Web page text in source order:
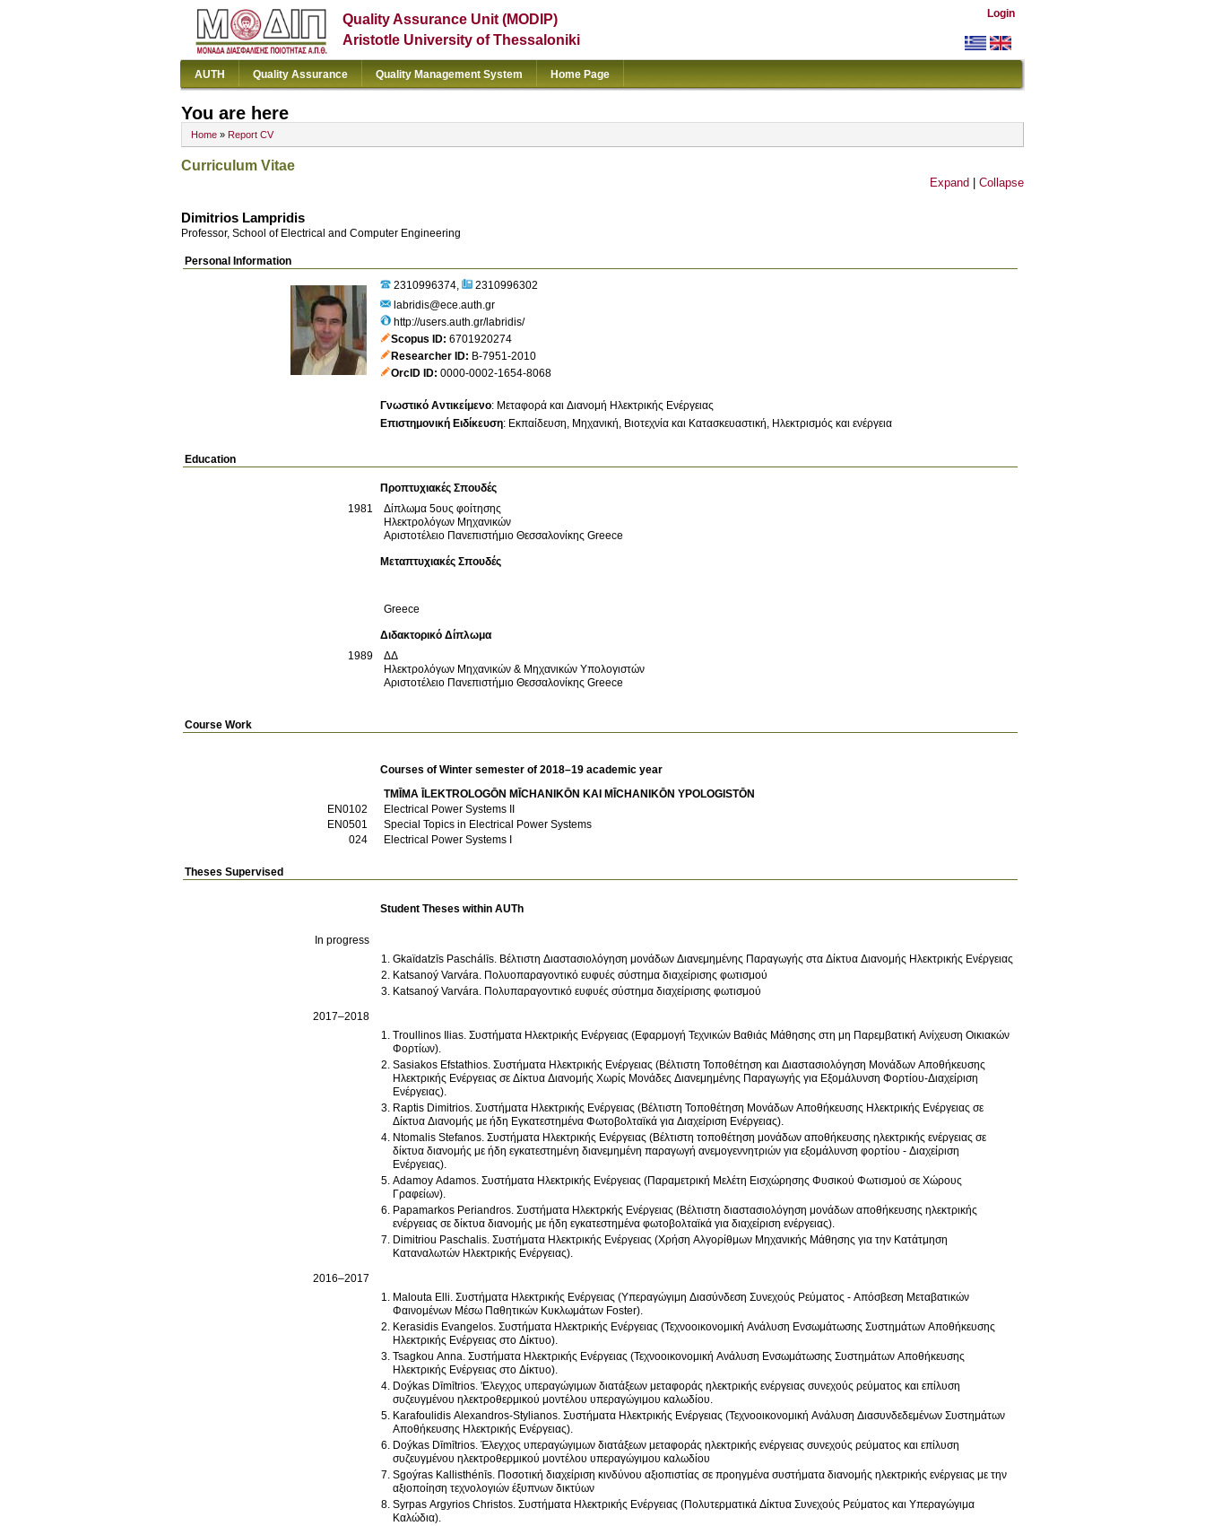
Quality Assurance Unit (MODIP)
Aristotle University of Thessaloniki
Login
AUTH Quality Assurance Quality Management System Home Page
You are here
Home » Report CV
Curriculum Vitae
Expand Collapse
Dimitrios Lampridis
Professor, School of Electrical and Computer Engineering
Personal Information
2310996374
2310996302
labridis@ece.auth.gr
http://users.auth.gr/labridis/
Scopus ID 6701920274
Researcher ID B-7951-2010
OrcID ID 0000-0002-1654-8068
Γνωστικό Αντικείμενο: Μεταφορά και Διανομή Ηλεκτρικής Ενέργειας
Επιστημονική Ειδίκευση: Εκπαίδευση Μηχανική, Βιοτεχνία και Κατασκευαστική Ηλεκτρισμός και ενέργεια
Education
Προπτυχιακές Σπουδές
1981
Δίπλωμα 5ους φοίτησης
Ηλεκτρολόγων Μηχανικών
Αριστοτέλειο Πανεπιστήμιο Θεσσαλονίκης Greece
Μεταπτυχιακές Σπουδές
Greece
Διδακτορικό Δίπλωμα
1989
ΔΔ
Ηλεκτρολόγων Μηχανικών & Μηχανικών Υπολογιστών
Αριστοτέλειο Πανεπιστήμιο Θεσσαλονίκης Greece
Course Work
Courses of Winter semester of 2018–19 academic year
TMĪMA ĪLEKTROLOGŌN MĪCΗANIKŌN KAI MĪCΗANIKŌN YPOLOGISTŌN
ΕΝ0102
Electrical Power Systems II
ΕΝ0501
Special Topics in Electrical Power Systems
024
Electrical Power Systems I
Theses Supervised
Student Theses within AUTh
In progress
Gkaïdatzīs Paschálīs. Βέλτιστη Διαστασιολόγηση μονάδων Διανεμημένης Παραγωγής στα Δίκτυα Διανομής Ηλεκτρικής Ενέργειας
Katsanoý Varvára. Πολυοπαραγοντικό ευφυές σύστημα διαχείρισης φωτισμού
Katsanoý Varvára. Πολυπαραγοντικό ευφυές σύστημα διαχείρισης φωτισμού
2017–2018
Troullinos Ilias. Συστήματα Ηλεκτρικής Ενέργειας (Εφαρμογή Τεχνικών Βαθιάς Μάθησης στη μη Παρεμβατική Ανίχευση Οικιακών
Φορτίων).
Sasiakos Efstathios. Συστήματα Ηλεκτρικής Ενέργειας (Βέλτιστη Τοποθέτηση και Διαστασιολόγηση Μονάδων Αποθήκευσης
Ηλεκτρικής Ενέργειας σε Δίκτυα Διανομής Χωρίς Μονάδες Διανεμημένης Παραγωγής για Εξομάλυνση Φορτίου-Διαχείριση
Ενέργειας).
Raptis Dimitrios. Συστήματα Ηλεκτρικής Ενέργειας (Βέλτιστη Τοποθέτηση Μονάδων Αποθήκευσης Ηλεκτρικής Ενέργειας σε
Δίκτυα Διανομής με ήδη Εγκατεστημένα Φωτοβολταϊκά για Διαχείριση Ενέργειας).
Ntomalis Stefanos. Συστήματα Ηλεκτρικής Ενέργειας (Βέλτιστη τοποθέτηση μονάδων αποθήκευσης ηλεκτρικής ενέργειας σε
δίκτυα διανομής με ήδη εγκατεστημένη διανεμημένη παραγωγή ανεμογεννητριών για εξομάλυνση φορτίου - Διαχείριση
Ενέργειας).
Adamoy Adamos. Συστήματα Ηλεκτρικής Ενέργειας (Παραμετρική Μελέτη Εισχώρησης Φυσικού Φωτισμού σε Χώρους
Γραφείων).
Papamarkos Periandros. Συστήματα Ηλεκτρκής Ενέργειας (Βέλτιστη διαστασιολόγηση μονάδων αποθήκευσης ηλεκτρικής
ενέργειας σε δίκτυα διανομής με ήδη εγκατεστημένα φωτοβολταϊκά για διαχείριση ενέργειας).
Dimitriou Paschalis. Συστήματα Ηλεκτρικής Ενέργειας (Χρήση Αλγορίθμων Μηχανικής Μάθησης για την Κατάτμηση
Καταναλωτών Ηλεκτρικής Ενέργειας).
2016–2017
Malouta Elli. Συστήματα Ηλεκτρικής Ενέργειας (Υπεραγώγιμη Διασύνδεση Συνεχούς Ρεύματος - Απόσβεση Μεταβατικών
Φαινομένων Μέσω Παθητικών Κυκλωμάτων Foster).
Kerasidis Evangelos. Συστήματα Ηλεκτρικής Ενέργειας (Τεχνοοικονομική Ανάλυση Ενσωμάτωσης Συστημάτων Αποθήκευσης
Ηλεκτρικής Ενέργειας στο Δίκτυο).
Tsagkou Anna. Συστήματα Ηλεκτρικής Ενέργειας (Τεχνοοικονομική Ανάλυση Ενσωμάτωσης Συστημάτων Αποθήκευσης
Ηλεκτρικής Ενέργειας στο Δίκτυο).
Doýkas Dīmītrios. 'Ελεγχος υπεραγώγιμων διατάξεων μεταφοράς ηλεκτρικής ενέργειας συνεχούς ρεύματος και επίλυση
συζευγμένου ηλεκτροθερμικού μοντέλου υπεραγώγιμου καλωδίου.
Karafoulidis Alexandros-Stylianos. Συστήματα Ηλεκτρικής Ενέργειας (Τεχνοοικονομική Ανάλυση Διασυνδεδεμένων Συστημάτων
Αποθήκευσης Ηλεκτρικής Ενέργειας).
Doýkas Dīmītrios. Έλεγχος υπεραγώγιμων διατάξεων μεταφοράς ηλεκτρικής ενέργειας συνεχούς ρεύματος και επίλυση
συζευγμένου ηλεκτροθερμικού μοντέλου υπεραγώγιμου καλωδίου
Sgoýras Kallisthénīs. Ποσοτική διαχείριση κινδύνου αξιοπιστίας σε προηγμένα συστήματα διανομής ηλεκτρικής ενέργειας με την
αξιοποίηση τεχνολογιών έξυπνων δικτύων
Syrpas Argyrios Christos. Συστήματα Ηλεκτρικής Ενέργειας (Πολυτερματικά Δίκτυα Συνεχούς Ρεύματος και Υπεραγώγιμα
Καλώδια).